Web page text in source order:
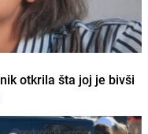
otkrila šta joj je bivši